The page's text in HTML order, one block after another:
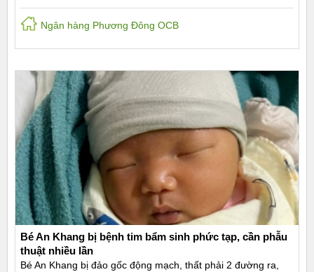
Ngân hàng Phương Đông OCB
Bé An Khang bị bệnh tim bẩm sinh phức tạp, cần phẫu
thuật nhiều lần
Bé An Khang bị đảo gốc động mạch, thất phải 2 đường ra,